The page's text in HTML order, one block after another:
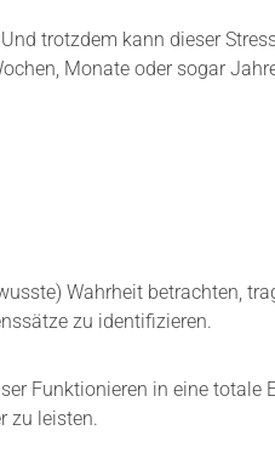
trotzdem kann dieser
Monate oder sogar
Wahrheit betrachten,
zu identifizieren.
Funktionieren in eine totale
zu leisten.